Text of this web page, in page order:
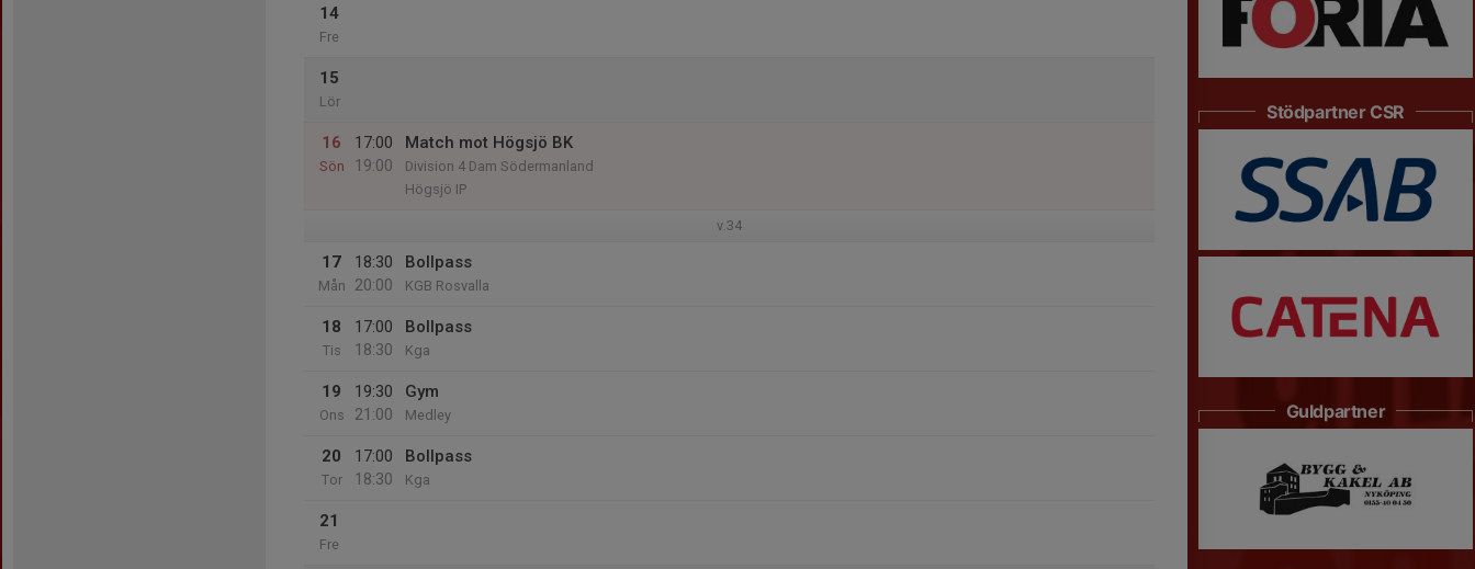
14
Fre
15
Lör
16
Sön
17:00
19:00
Match mot Högsjö BK
Division 4 Dam Södermanland
Högsjö IP
v.34
17
Mån
18:30
20:00
Bollpass
KGB Rosvalla
18
Tis
17:00
18:30
Bollpass
Kga
19
Ons
19:30
21:00
Gym
Medley
20
Tor
17:00
18:30
Bollpass
Kga
21
Fre
Stödpartner CSR
Guldpartner